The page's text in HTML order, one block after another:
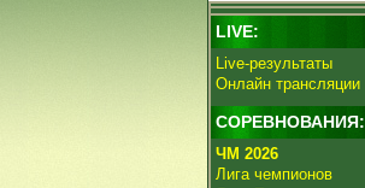
LIVE:
Live-результаты
Онлайн трансляции
СОРЕВНОВАНИЯ:
ЧМ 2026
Лига чемпионов